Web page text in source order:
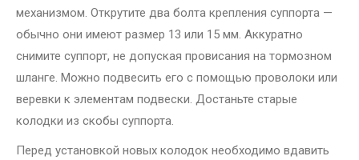
механизмом. Открутите два болта крепления суппорта —
обычно они имеют размер 13 или 15 мм. Аккуратно
снимите суппорт, не допуская провисания на тормозном
шланге. Можно подвесить его с помощью проволоки или
веревки к элементам подвески. Достаньте старые
колодки из скобы суппорта.
Перед установкой новых колодок необходимо вдавить